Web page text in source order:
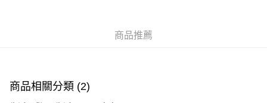
付款後順豐站及營業點
每筆HK$40.00，滿HK$350.00或以上免運費
商品推薦
商品相關分類 (2)